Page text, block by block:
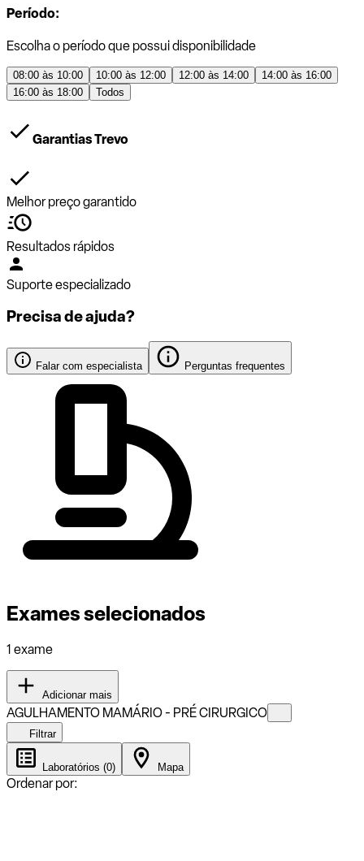
Período:
Escolha o período que possui disponibilidade
08:00 às 10:00 10:00 às 12:00 12:00 às 14:00
14:00 às 16:00
16:00 às 18:00
Todos
Garantias Trevo
Melhor preço garantido
Resultados rápidos
Suporte especializado
Precisa de ajuda?
Falar com especialista Perguntas frequentes
Exames selecionados
1 exame
Adicionar mais
AGULHAMENTO MAMÁRIO - PRÉ CIRURGICO
Filtrar
Laboratórios (0) Mapa
Ordenar por: